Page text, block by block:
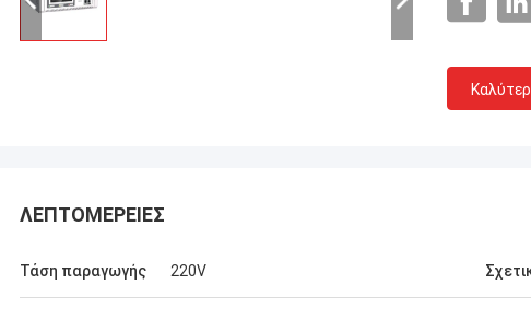
ΛΕΠΤΟΜΈΡΕΙΕΣ
Τάση παραγωγής 220V